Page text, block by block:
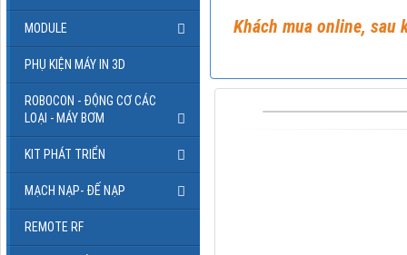
Khách mua online, sau
MODULE
PHỤ KIỆN MÁY IN 3D
ROBOCON - ĐỘNG CƠ CÁC
LOẠI - MÁY BƠM
KIT PHÁT TRIỂN
MẠCH NẠP- ĐẾ NẠP
REMOTE RF